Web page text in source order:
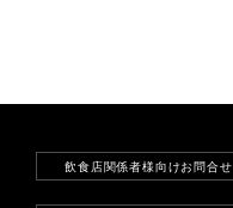
飲食店関係者様向けお問合せ